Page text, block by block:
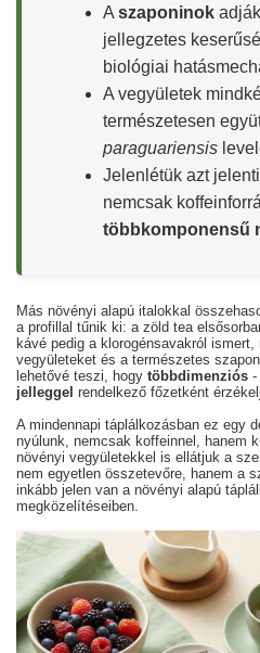
A szaponinok
jellegzetes
biológiai
A vegyületek
természetesen
paraguariensis
Jelenlétük azt
nemcsak
többkomponensű
Más növényi alapú italokkal
a profillal tűnik ki: a zöld tea
kávé pedig a klorogénsavakról
vegyületeket és a természetes
lehetővé teszi, hogy többdimenziós -
jelleggel rendelkező főzetként
A mindennapi táplálkozásban ez egy
nyúlunk, nemcsak koffeinnel, hanem
növényi vegyületekkel is ellátjuk a
nem egyetlen összetevőre, hanem a
inkább jelen van a növényi alapú
megközelítéseiben.